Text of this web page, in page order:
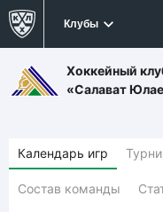
Клубы
Хоккейный
«Салават
Календарь игр
Состав команды